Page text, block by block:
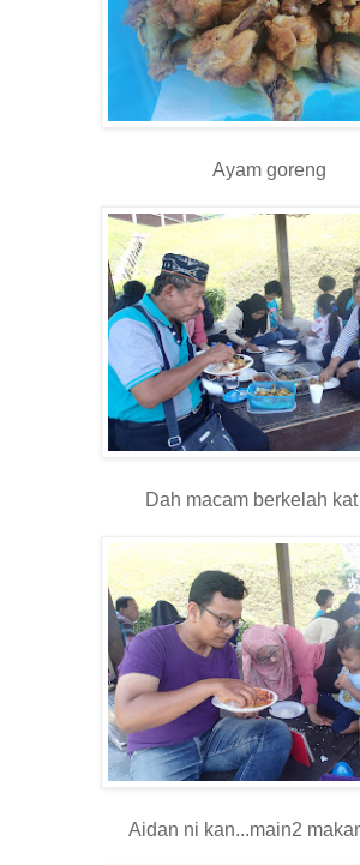
Ayam goreng
Dah macam berkelah
Aidan ni kan...main2